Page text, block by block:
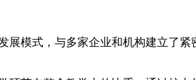
模式，与多家企业和机构建立了